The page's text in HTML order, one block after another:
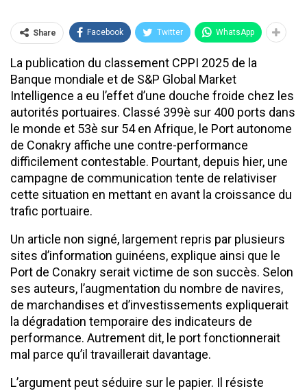
Share Facebook Twitter WhatsApp
La publication du classement CPPI 2025 de la
Banque mondiale et de S&P Global Market
Intelligence a eu l’effet d’une douche froide chez les
autorités portuaires. Classé 399è sur 400 ports dans
le monde et 53è sur 54 en Afrique, le Port autonome
de Conakry affiche une contre-performance
difficilement contestable. Pourtant, depuis hier, une
campagne de communication tente de relativiser
cette situation en mettant en avant la croissance du
trafic portuaire.
Un article non signé, largement repris par plusieurs
sites d’information guinéens, explique ainsi que le
Port de Conakry serait victime de son succès. Selon
ses auteurs, l’augmentation du nombre de navires,
de marchandises et d’investissements expliquerait
la dégradation temporaire des indicateurs de
performance. Autrement dit, le port fonctionnerait
mal parce qu’il travaillerait davantage.
L’argument peut séduire sur le papier. Il résiste